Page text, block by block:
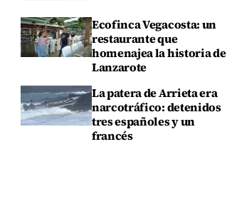
Ecofinca Vegacosta: un
restaurante que
homenajea la historia de
Lanzarote
La patera de Arrieta era
narcotráfico: detenidos
tres españoles y un
francés